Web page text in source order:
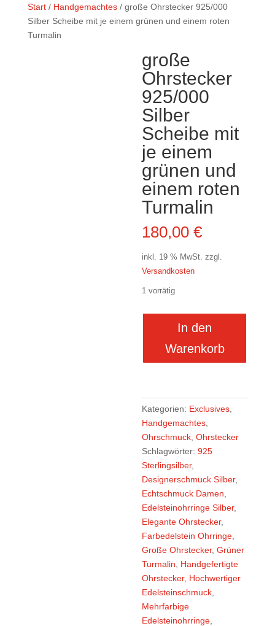
Start/ Handgemachtes/ große Ohrstecker 925/000
Silber Scheibe mit je einem grünen und einem roten
Turmalin
große
Ohrstecker
925/000
Silber
Scheibe mit
je einem
grünen und
einem roten
Turmalin
180,00€
inkl. 19 % MwSt. zzgl.
Versandkosten
1 vorrätig
Ohrstecker
925/000
Silber
einem
grünen
einem
Turmalin
In den
Warenkorb
Kategorien: Exclusives
Handgemachtes
Ohrschmuck ,Ohrstecker
Schlagwörter:925
Sterlingsilber,
Designerschmuck Silber,
Echtschmuck Damen
Edelsteinohrringe Silber,
Elegante Ohrstecker,
Farbedelstein Ohrringe
Große Ohrstecker,Grüner
Turmalin
Handgefertigte
Ohrstecker, Hochwertiger
Edelsteinschmuck
Mehrfarbige
Edelsteinohrringe